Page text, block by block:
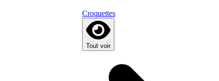
Croquettes
Tout voir